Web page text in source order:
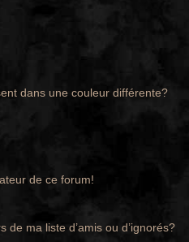
dans une couleur différente?
de ce forum!
ma liste d’amis ou d’ignorés?